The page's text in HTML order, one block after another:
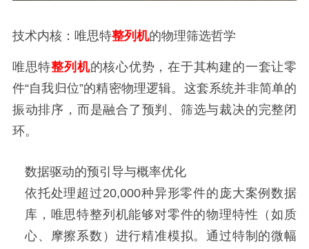
技术内核：唯思特整列机的物理筛选哲学
唯思特整列机的核心优势，在于其构建的一套让零
件“自我归位”的精密物理逻辑。这套系统并非简单的
振动排序，而是融合了预判、筛选与裁决的完整闭
环。
数据驱动的预引导与概率优化
依托处理超过20,000种异形零件的庞大案例数据
库，唯思特整列机能够对零件的物理特性（如质
心、摩擦系数）进行精准模拟。通过特制的微幅